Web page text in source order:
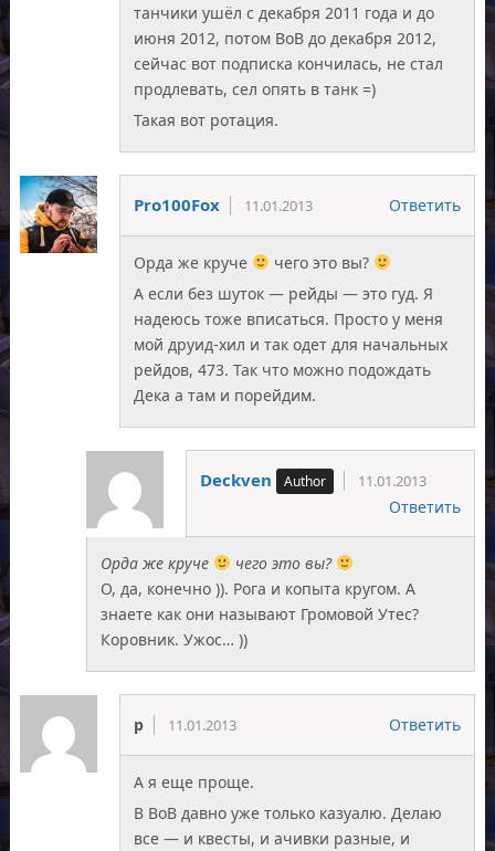
танчики ушёл с декабря 2011 года и до
июня 2012, потом ВоВ до декабря 2012,
сейчас вот подписка кончилась, не стал
продлевать, сел опять в танк =)
Такая вот ротация.
Pro100Fox 11.01.2013 Ответить
Орда же круче
чего это вы?
А если без шуток — рейды — это гуд. Я
надеюсь тоже вписаться. Просто у меня
мой друид-хил и так одет для начальных
рейдов, 473. Так что можно подождать
Дека а там и порейдим.
Deckven 11.01.2013
Ответить
Орда же круче
чего это вы?
О, да, конечно )). Рога и копыта кругом. А
знаете как они называют Громовой Утес?
Коровник. Ужос… ))
p 11.01.2013 Ответить
А я еще проще.
В ВоВ давно уже только казуалю. Делаю
все — и квесты, и ачивки разные, и